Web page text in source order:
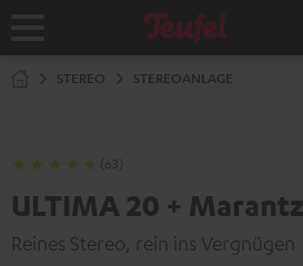
Startseite
STEREO STEREOANLAGE
(63)
ULTIMA 20 +
Reines Stereo, rein ins Vergnügen